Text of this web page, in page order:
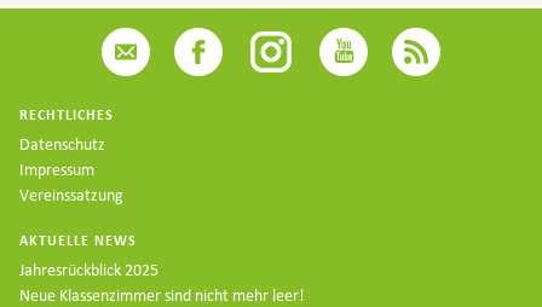
RECHTLICHES
Datenschutz
Impressum
Vereinssatzung
AKTUELLE NEWS
Jahresrückblick 2025
Neue Klassenzimmer sind nicht mehr leer!